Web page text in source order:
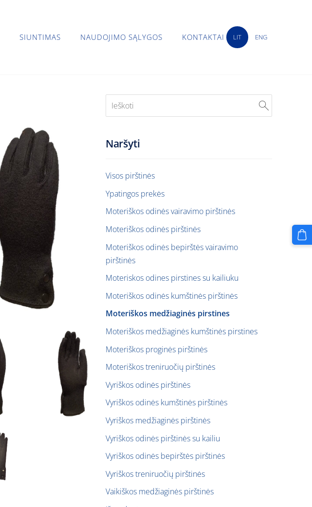
SIUNTIMAS NAUDOJIMO SĄLYGOS KONTAKTAI LIT ENG
Naršyti
Visos pirštinės
Ypatingos prekės
Moteriškos odinės vairavimo pirštinės
Moteriškos odinės pirštinės
Moteriškos odinės bepirštės vairavimo
pirštinės
Moteriskos odines pirstines su kailiuku
Moteriškos odinės kumštinės pirštinės
Moteriškos medžiaginės pirstines
Moteriškos medžiaginės kumštinės pirstines
Moteriškos proginės pirštinės
Moteriškos treniruočių pirštinės
Vyriškos odinės pirštinės
Vyriškos odinės kumštinės pirštinės
Vyriškos medžiaginės pirštinės
Vyriškos odinės pirštinės su kailiu
Vyriškos odinės bepirštės pirštinės
Vyriškos treniruočių pirštinės
Vaikiškos medžiaginės pirštinės